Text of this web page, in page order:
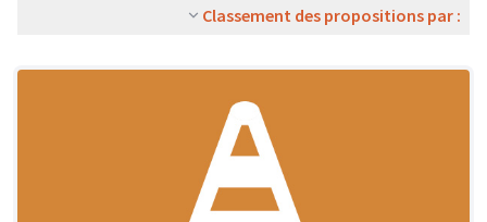
Classement des propositions par :